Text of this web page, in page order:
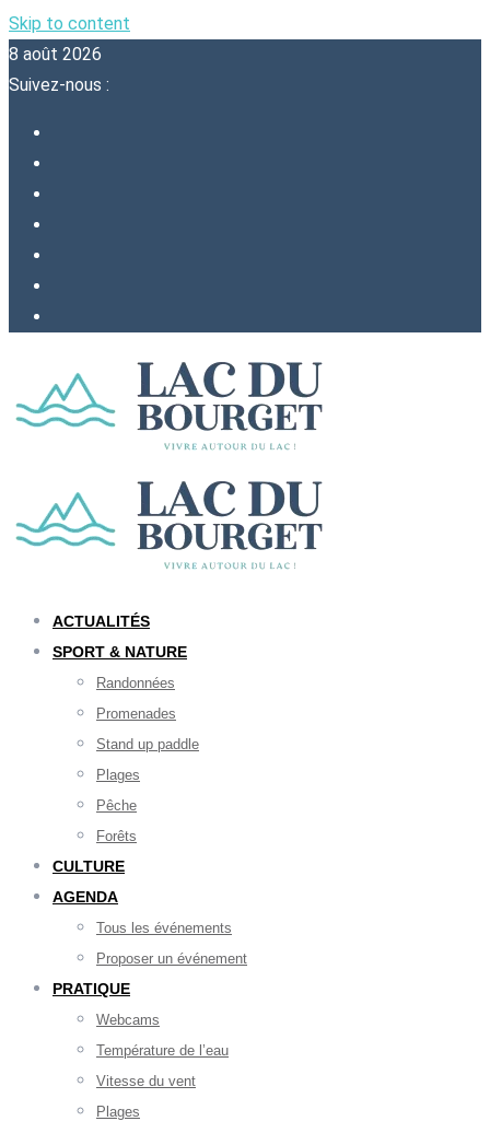
Skip to content
8 août 2026
Suivez-nous :
ACTUALITÉS
SPORT & NATURE
Randonnées
Promenades
Stand up paddle
Plages
Pêche
Forêts
CULTURE
AGENDA
Tous les événements
Proposer un événement
PRATIQUE
Webcams
Température de l’eau
Vitesse du vent
Plages